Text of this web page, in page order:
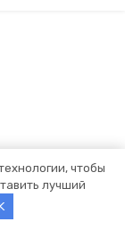
чтобы
лучший